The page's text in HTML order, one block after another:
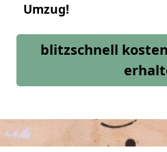
Umzug!
blitzschnell